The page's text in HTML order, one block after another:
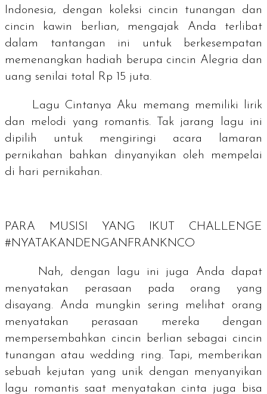
Indonesia, dengan koleksi cincin tunangan dan
cincin kawin berlian, mengajak Anda terlibat
dalam tantangan ini untuk berkesempatan
memenangkan hadiah berupa cincin Alegria dan
uang senilai total Rp 15 juta.
Lagu Cintanya Aku
memang memiliki lirik
dan melodi yang romantis. Tak jarang lagu ini
dipilih untuk mengiringi acara lamaran
pernikahan bahkan dinyanyikan oleh mempelai
di hari pernikahan.
PARA MUSISI YANG IKUT CHALLENGE
#NYATAKANDENGANFRANKNCO
Nah, dengan lagu ini juga Anda dapat
menyatakan perasaan pada orang yang
disayang. Anda mungkin sering melihat orang
menyatakan perasaan mereka dengan
mempersembahkan cincin berlian sebagai cincin
tunangan atauwedding ring. Tapi, memberikan
sebuah kejutan yang unik dengan menyanyikan
lagu romantis saat menyatakan cinta juga bisa